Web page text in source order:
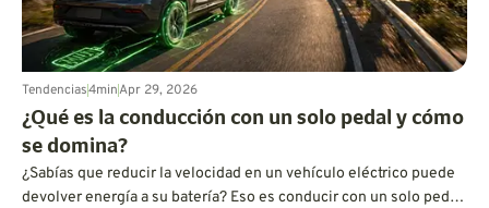
Tendencias4minApr 29, 2026
¿Qué es la conducción con un solo pedal y cómo
se domina?
¿Sabías que reducir la velocidad en un vehículo eléctrico puede
devolver energía a su batería? Eso es conducir con un solo pedal